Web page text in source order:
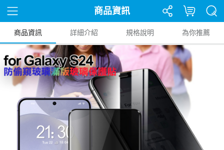
商品資訊
商品資訊 詳細介紹 規格說明 為你推薦